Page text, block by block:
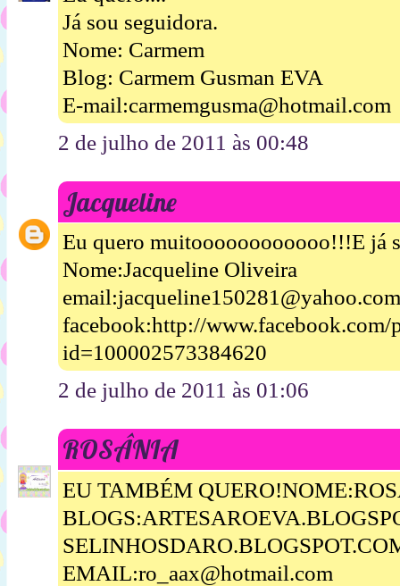
Já sou seguidora.
Nome: Carmem
Blog: Carmem Gusman EVA
E-mail:carmemgusma@hotmail.com
2 de julho de 2011 às 00:48
Jacqueline
Eu quero muitoooooooooooo!!!E já
Nome:Jacqueline Oliveira
facebook:http://www.facebook.com/
id=100002573384620
2 de julho de 2011 às 01:06
ROSÂNIA
EU TAMBÉM
EMAIL:ro_aax@hotmail.com